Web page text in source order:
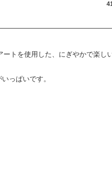
トを使用した、にぎやかで楽し
っぱいです。